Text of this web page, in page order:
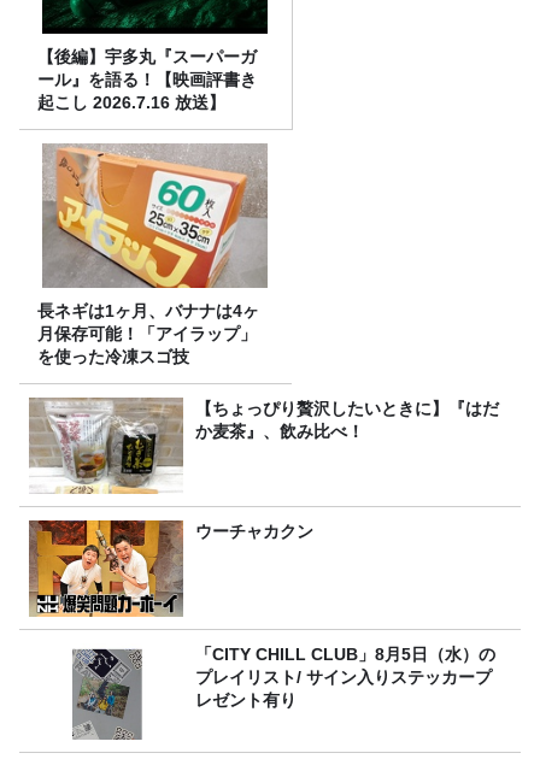
【後編】宇多丸『スーパーガ
ール』を語る！【映画評書き
起こし 2026.7.16 放送】
長ネギは1ヶ月、バナナは4ヶ
月保存可能！「アイラップ」
を使った冷凍スゴ技
【ちょっぴり贅沢したいときに】『はだ
か麦茶』、飲み比べ！
ウーチャカクン
「CITY CHILL CLUB」8月5日（水）の
プレイリスト/ サイン入りステッカープ
レゼント有り